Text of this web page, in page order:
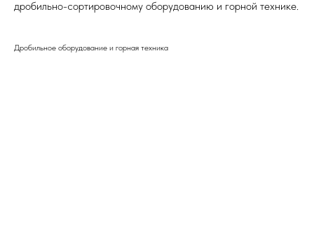
дробильно-сортировочному оборудованию и горной технике.
Дробильное оборудование и горная техника